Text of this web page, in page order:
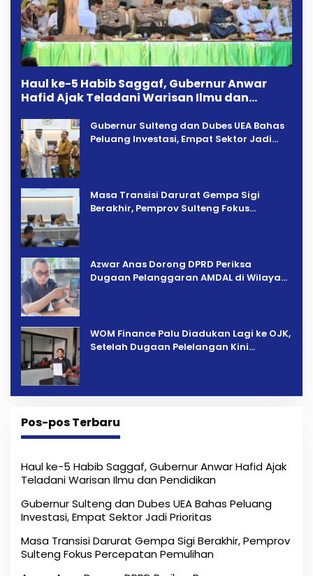
Haul ke-5 Habib Saggaf, Gubernur Anwar
Hafid Ajak Teladani Warisan Ilmu dan
Gubernur Sulteng dan Dubes UEA Bahas
Peluang Investasi, Empat Sektor Jadi
Masa Transisi Darurat Gempa Sigi
Berakhir, Pemprov Sulteng Fokus
Azwar Anas Dorong DPRD Periksa
Dugaan Pelanggaran AMDAL di Wilayah
‎WOM Finance Palu Diadukan Lagi ke OJK,
Setelah Dugaan Pelelangan Kini
Pos-pos Terbaru
Haul ke-5 Habib Saggaf, Gubernur Anwar Hafid Ajak
Teladani Warisan Ilmu dan Pendidikan
Gubernur Sulteng dan Dubes UEA Bahas Peluang
Investasi, Empat Sektor Jadi Prioritas
Masa Transisi Darurat Gempa Sigi Berakhir, Pemprov
Sulteng Fokus Percepatan Pemulihan